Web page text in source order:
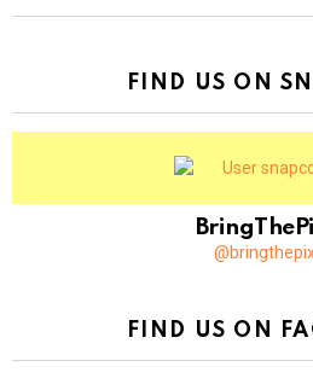
FIND US ON
FIND US ON